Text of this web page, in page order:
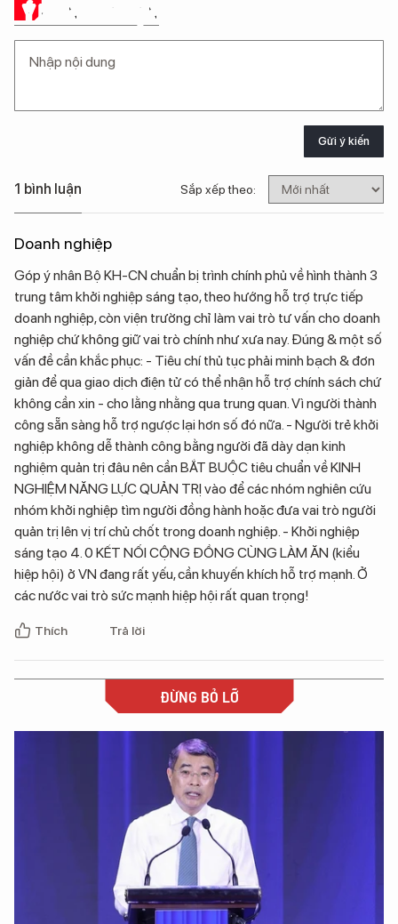
Ý KIẾN CỦA BẠN
Gửi ý kiến
1 bình luận Sắp xếp theo:
Doanh nghiệp
Góp ý nhân Bộ KH-CN chuẩn bị trình chính phủ về hình thành 3
trung tâm khởi nghiệp sáng tạo, theo hướng hỗ trợ trực tiếp
doanh nghiệp, còn viện trường chỉ làm vai trò tư vấn cho doanh
nghiệp chứ không giữ vai trò chính như xưa nay. Đúng & một số
vấn đề cần khắc phục: - Tiêu chí thủ tục phải minh bạch & đơn
giản để qua giao dịch điện tử có thể nhận hỗ trợ chính sách chứ
không cần xin - cho lằng nhằng qua trung quan. Vì người thành
công sẵn sàng hỗ trợ ngược lại hơn số đó nữa. - Người trẻ khởi
nghiệp không dễ thành công bằng người đã dày dạn kinh
nghiệm quản trị đâu nên cần BẮT BUỘC tiêu chuẩn về KINH
NGHIỆM NĂNG LỰC QUẢN TRỊ vào để các nhóm nghiên cứu
nhóm khởi nghiệp tìm người đồng hành hoặc đưa vai trò người
quản trị lên vị trí chủ chốt trong doanh nghiệp. - Khởi nghiệp
sáng tạo 4. 0 KẾT NỐI CỘNG ĐỒNG CÙNG LÀM ĂN (kiểu
hiệp hội) ở VN đang rất yếu, cần khuyến khích hỗ trợ mạnh. Ở
các nước vai trò sức mạnh hiệp hội rất quan trọng!
Thích Trả lời
ĐỪNG BỎ LỠ